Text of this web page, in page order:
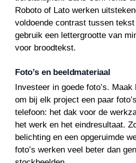
Roboto of Lato werken
voldoende contrast tussen
gebruik een lettergrootte van
voor broodtekst.
Foto’s en beeldmateriaal
Investeer in goede foto’s. Maak
om bij elk project een paar
telefoon: het dak voor de
het werk en het eindresultaat.
belichting en een opgeruimde
foto’s werken veel beter dan